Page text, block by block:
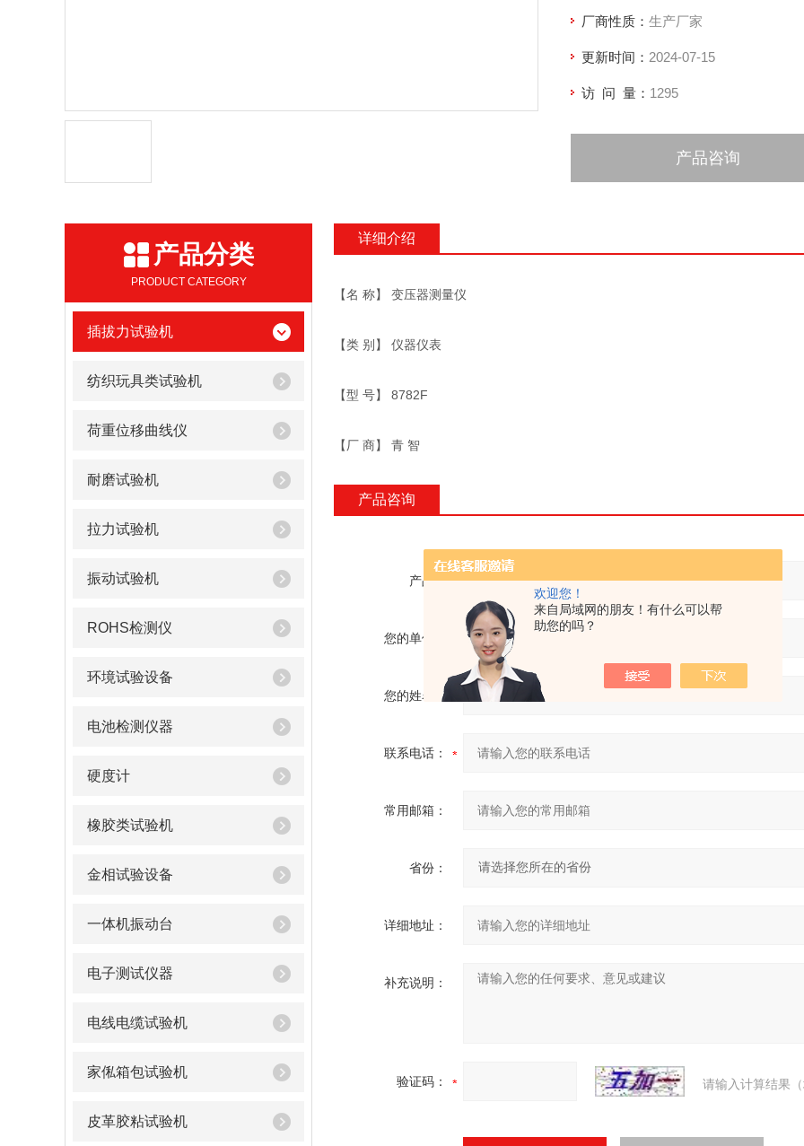
欢迎您！
来自局域网的朋友！有什么可以帮
助您的吗？
厂商性质： 生产厂家
更新时间： 2024-07-15
访 问 量： 1295
产品咨询
产品分类
PRODUCT CATEGORY
插拔力试验机
纺织玩具类试验机
荷重位移曲线仪
耐磨试验机
拉力试验机
振动试验机
ROHS检测仪
环境试验设备
电池检测仪器
硬度计
橡胶类试验机
金相试验设备
一体机振动台
电子测试仪器
电线电缆试验机
家俬箱包试验机
皮革胶粘试验机
详细介绍
【名 称】 变压器测量仪
【类 别】 仪器仪表
【型 号】 8782F
【厂 商】 青 智
产品咨询
产品：
您的单位：
您的姓名：
联系电话：
常用邮箱：
省份：
详细地址：
补充说明：
验证码： 请输入计算结果